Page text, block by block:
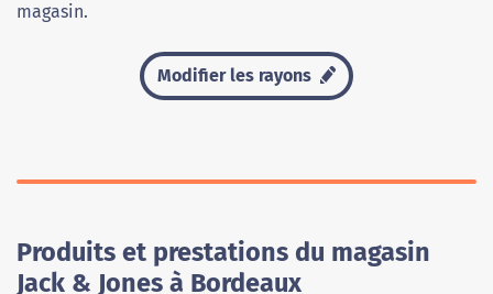
magasin.
Modifier les rayons
Produits et prestations du magasin
Jack & Jones à Bordeaux